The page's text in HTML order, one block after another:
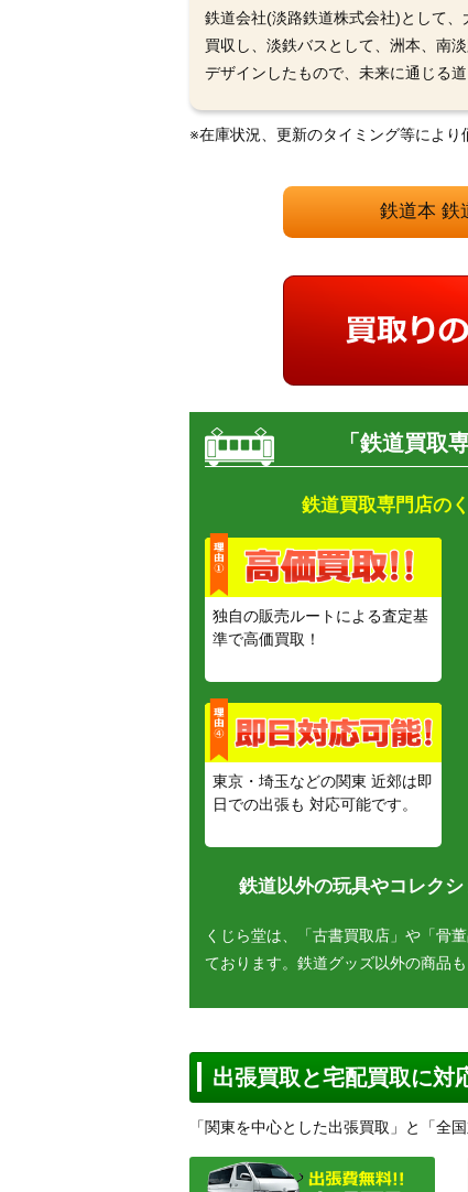
鉄道会社(淡路鉄道株式会社)として
買収し、淡鉄バスとして、洲本、南
デザインしたもので、未来に通じる
※在庫状況、更新のタイミング等により
鉄道本 鉄
「鉄道買取
鉄道買取専門店の
独自の販売ルートによる査定基
準で高価買取！
東京・埼玉などの関東 近郊は即
日での出張も 対応可能です。
鉄道以外の玩具やコレク
くじら堂は、「古書買取店」や「骨
ております。鉄道グッズ以外の商品
出張買取と宅配買取に対
「関東を中心とした出張買取」と「全